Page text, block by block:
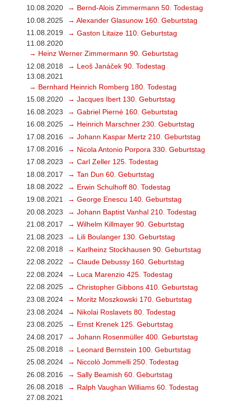
10.08.2020
→ Bernd-Alois Zimmermann 50. Todestag
10.08.2025
→ Alexander Glasunow 160. Geburtstag
11.08.2019
→ Gaston Litaize 110. Geburtstag
11.08.2020
→ Heinz Werner Zimmermann 90. Geburtstag
12.08.2018
→ Leoš Janáček 90. Todestag
13.08.2021
→ Bernhard Heinrich Romberg 180. Todestag
15.08.2020
→ Jacques Ibert 130. Geburtstag
16.08.2023
→ Gabriel Pierné 160. Geburtstag
16.08.2025
→ Heinrich Marschner 230. Geburtstag
17.08.2016
→ Johann Kaspar Mertz 210. Geburtstag
17.08.2016
→ Nicola Antonio Porpora 330. Geburtstag
17.08.2023
→ Carl Zeller 125. Todestag
18.08.2017
→ Tan Dun 60. Geburtstag
18.08.2022
→ Erwin Schulhoff 80. Todestag
19.08.2021
→ George Enescu 140. Geburtstag
20.08.2023
→ Johann Baptist Vanhal 210. Todestag
21.08.2017
→ Wilhelm Killmayer 90. Geburtstag
21.08.2023
→ Lili Boulanger 130. Geburtstag
22.08.2018
→ Karlheinz Stockhausen 90. Geburtstag
22.08.2022
→ Claude Debussy 160. Geburtstag
22.08.2024
→ Luca Marenzio 425. Todestag
22.08.2025
→ Christopher Gibbons 410. Geburtstag
23.08.2024
→ Moritz Moszkowski 170. Geburtstag
23.08.2024
→ Nikolai Roslavets 80. Todestag
23.08.2025
→ Ernst Krenek 125. Geburtstag
24.08.2017
→ Johann Rosenmüller 400. Geburtstag
25.08.2018
→ Leonard Bernstein 100. Geburtstag
25.08.2024
→ Niccolò Jommelli 250. Todestag
26.08.2016
→ Sally Beamish 60. Geburtstag
26.08.2018
→ Ralph Vaughan Williams 60. Todestag
27.08.2021